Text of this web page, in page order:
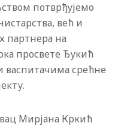
потврђујемо
већ и
партнера на
просвете Ђукић
васпитачима срећне
Мирјана Кркић